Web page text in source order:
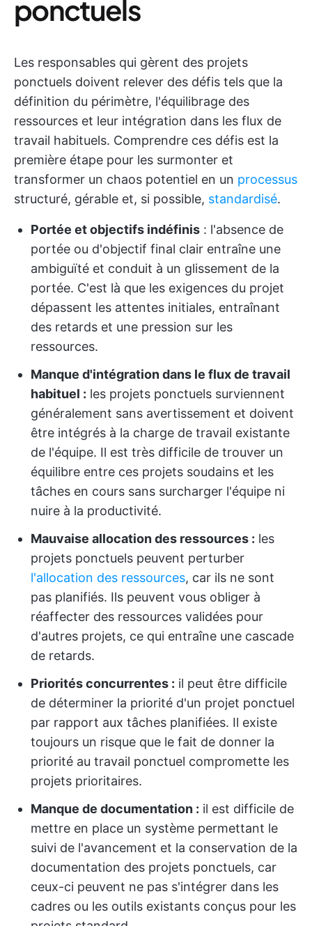
ponctuels
Les responsables qui gèrent des projets
ponctuels doivent relever des défis tels que la
définition du périmètre, l'équilibrage des
ressources et leur intégration dans les flux de
travail habituels. Comprendre ces défis est la
première étape pour les surmonter et
transformer un chaos potentiel en un processus
structuré, gérable et, si possible, standardisé.
Portée et objectifs indéfinis : l'absence de
portée ou d'objectif final clair entraîne une
ambiguïté et conduit à un glissement de la
portée. C'est là que les exigences du projet
dépassent les attentes initiales, entraînant
des retards et une pression sur les
ressources.
Manque d'intégration dans le flux de travail
habituel : les projets ponctuels surviennent
généralement sans avertissement et doivent
être intégrés à la charge de travail existante
de l'équipe. Il est très difficile de trouver un
équilibre entre ces projets soudains et les
tâches en cours sans surcharger l'équipe ni
nuire à la productivité.
Mauvaise allocation des ressources : les
projets ponctuels peuvent perturber
l'allocation des ressources, car ils ne sont
pas planifiés. Ils peuvent vous obliger à
réaffecter des ressources validées pour
d'autres projets, ce qui entraîne une cascade
de retards.
Priorités concurrentes : il peut être difficile
de déterminer la priorité d'un projet ponctuel
par rapport aux tâches planifiées. Il existe
toujours un risque que le fait de donner la
priorité au travail ponctuel compromette les
projets prioritaires.
Manque de documentation : il est difficile de
mettre en place un système permettant le
suivi de l'avancement et la conservation de la
documentation des projets ponctuels, car
ceux-ci peuvent ne pas s'intégrer dans les
cadres ou les outils existants conçus pour les